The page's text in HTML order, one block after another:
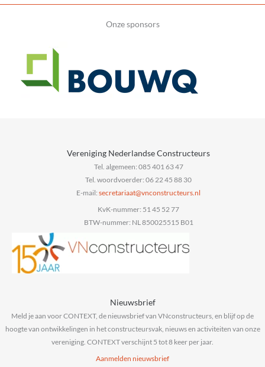
Onze sponsors
Vereniging Nederlandse Constructeurs
Tel. algemeen: 085 401 63 47
Tel. woordvoerder: 06 22 45 88 30
E-mail:
ln.sruetcurtsnocnv
@taairaterces
KvK-nummer: 51 45 52 77
BTW-nummer: NL 850025515 B01
Nieuwsbrief
Meld je aan voor CONTEXT, de nieuwsbrief van VNconstructeurs, en blijf op de
hoogte van ontwikkelingen in het constructeursvak, nieuws en activiteiten van onze
vereniging. CONTEXT verschijnt 5 tot 8 keer per jaar.
Aanmelden nieuwsbrief